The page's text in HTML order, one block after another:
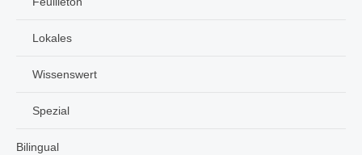
Lokales
Wissenswert
Spezial
Bilingual